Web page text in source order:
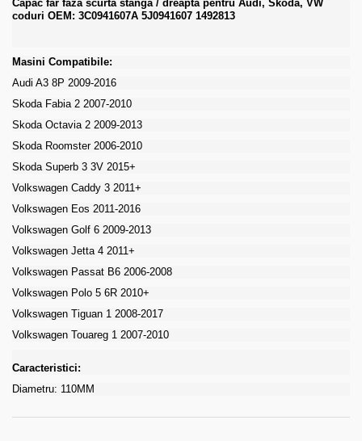
Capac far faza scurta stanga / dreapta pentru Audi, Skoda, VW
coduri OEM: 3C0941607A 5J0941607 1492813
Masini Compatibile:
Audi A3 8P 2009-2016
Skoda Fabia 2 2007-2010
Skoda Octavia 2 2009-2013
Skoda Roomster 2006-2010
Skoda Superb 3 3V 2015+
Volkswagen Caddy 3 2011+
Volkswagen Eos 2011-2016
Volkswagen Golf 6 2009-2013
Volkswagen Jetta 4 2011+
Volkswagen Passat B6 2006-2008
Volkswagen Polo 5 6R 2010+
Volkswagen Tiguan 1 2008-2017
Volkswagen Touareg 1 2007-2010
Caracteristici:
Diametru: 110MM